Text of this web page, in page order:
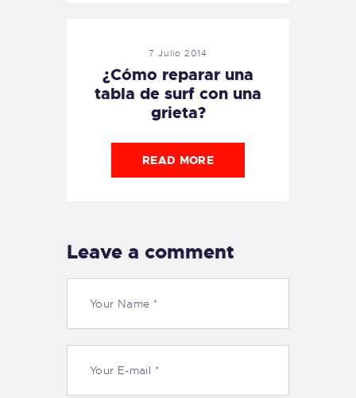
7 Julio 2014
¿Cómo reparar una
tabla de surf con una
grieta?
READ MORE
Leave a comment